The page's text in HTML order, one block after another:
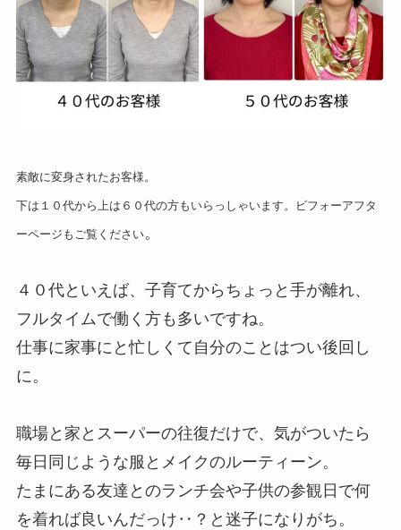
素敵に変身されたお客様。
下は１０代から上は６０代の方もいらっしゃいます。ビフォーアフタ
ーページもご覧ください。
４０代といえば、子育てからちょっと手が離れ、
フルタイムで働く方も多いですね。
仕事に家事にと忙しくて自分のことはつい後回し
に。
職場と家とスーパーの往復だけで、気がついたら
毎日同じような服とメイクのルーティーン。
たまにある友達とのランチ会や子供の参観日で何
を着れば良いんだっけ‥？と迷子になりがち。